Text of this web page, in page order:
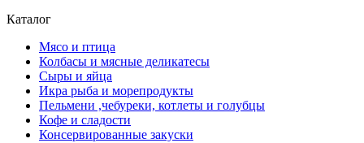
Каталог
Мясо и птица
Колбасы и мясные деликатесы
Сыры и яйца
Икра рыба и морепродукты
Пельмени ,чебуреки, котлеты и голубцы
Кофе и сладости
Консервированные закуски